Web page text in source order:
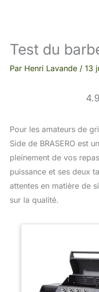
Test du
Par Henri Lavande / 13
Pour les amateurs de
Side de BRASERO est
pleinement de vos
puissance et ses deux
attentes en matière de
sur la qualité.